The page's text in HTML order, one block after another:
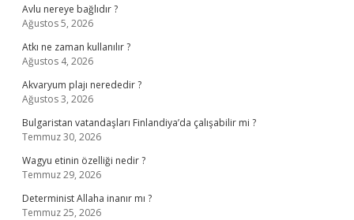
Avlu nereye bağlıdır ?
Ağustos 5, 2026
Atkı ne zaman kullanılır ?
Ağustos 4, 2026
Akvaryum plajı nerededir ?
Ağustos 3, 2026
Bulgaristan vatandaşları Finlandiya’da çalışabilir mi ?
Temmuz 30, 2026
Wagyu etinin özelliği nedir ?
Temmuz 29, 2026
Determinist Allaha inanır mı ?
Temmuz 25, 2026